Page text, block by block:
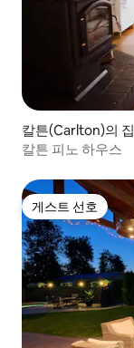
칼튼(Carlton)의 집
칼튼 피노 하우스
게스트 선호
게스트 선호